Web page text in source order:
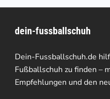
auf.
Die
Optionen
können
dein-fussballschuh
Dein-Fussballschuh.de
Fußballschuh zu finden –
Empfehlungen und den